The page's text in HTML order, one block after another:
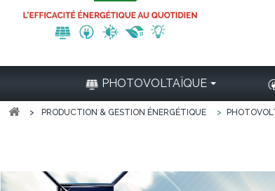
PHOTOVOLTAÏQUE
> PRODUCTION & GESTION ÉNERGÉTIQUE >